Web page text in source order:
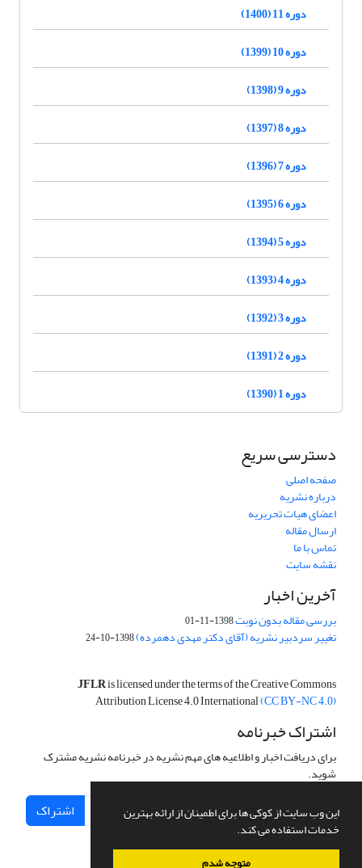
این وب سایت از کوکی ها برای اطمینان از ارائه بهترین
خدمات استفاده می کند.
متوجه شدم
دوره 11 (1400)
دوره 10 (1399)
دوره 9 (1398)
دوره 8 (1397)
دوره 7 (1396)
دوره 6 (1395)
دوره 5 (1394)
دوره 4 (1393)
دوره 3 (1392)
دوره 2 (1391)
دوره 1 (1390)
دسترسی سریع
صفحه اصلی
درباره نشریه
اعضای هیات تحریریه
ارسال مقاله
تماس با ما
نقشه سایت
آخرین اخبار
بررسی مقاله بدون نوبت1398-11-01
تغییر سردبیر نشریه (آقای دکتر مهدی دهمرده)1398-10-24
JFLRis licensed under the terms of the Creative Commons
Attribution License 4.0 International(CC BY-NC 4.0)
اشتراک خبرنامه
برای دریافت اخبار و اطلاعیه های مهم نشریه در خبرنامه نشریه مشترک
شوید.
اشتراک